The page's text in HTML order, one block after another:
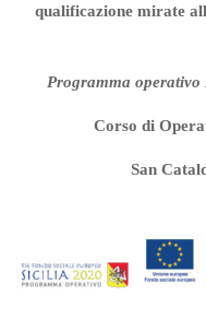
qualificazione mirate
Programma operativo
Corso di
San